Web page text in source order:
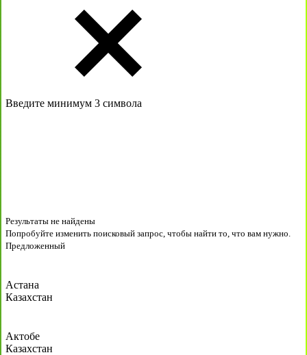
Введите минимум 3 символа
Результаты не найдены
Попробуйте изменить поисковый запрос, чтобы найти то, что вам нужно.
Предложенный
Астана
Казахстан
Актобе
Казахстан